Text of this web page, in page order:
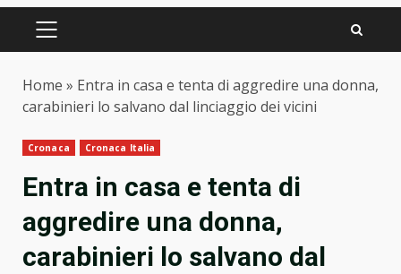
PRIMARY
Home » Entra in casa e tenta di aggredire una donna,
carabinieri lo salvano dal linciaggio dei vicini
Cronaca Cronaca Italia
Entra in casa e tenta di
aggredire una donna,
carabinieri lo salvano dal